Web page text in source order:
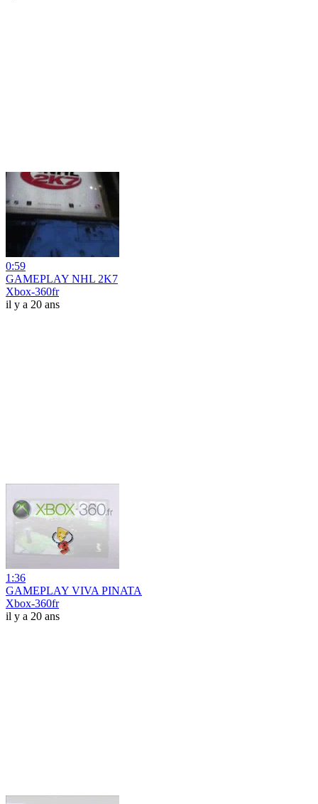
0:59
GAMEPLAY NHL 2K7
Xbox-360fr
il y a 20 ans
1:36
GAMEPLAY VIVA PINATA
Xbox-360fr
il y a 20 ans